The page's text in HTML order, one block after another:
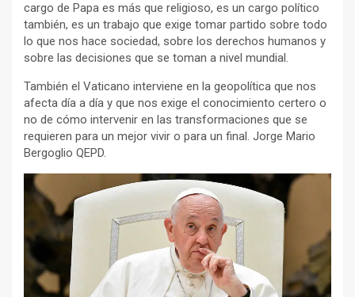
cargo de Papa es más que religioso, es un cargo político
también, es un trabajo que exige tomar partido sobre todo
lo que nos hace sociedad, sobre los derechos humanos y
sobre las decisiones que se toman a nivel mundial.
También el Vaticano interviene en la geopolítica que nos
afecta día a día y que nos exige el conocimiento certero o
no de cómo intervenir en las transformaciones que se
requieren para un mejor vivir o para un final. Jorge Mario
Bergoglio QEPD.